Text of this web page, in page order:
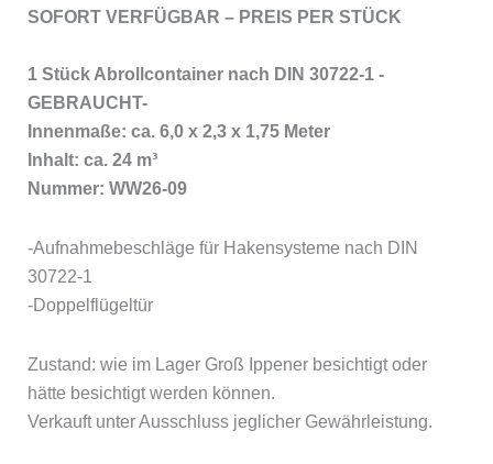
SOFORT VERFÜGBAR – PREIS PER STÜCK
1 Stück Abrollcontainer nach DIN 30722-1 -
GEBRAUCHT-
Innenmaße: ca. 6,0 x 2,3 x 1,75 Meter
Inhalt: ca. 24 m³
Nummer: WW26-09
-Aufnahmebeschläge für Hakensysteme nach DIN
30722-1
-Doppelflügeltür
Zustand: wie im Lager Groß Ippener besichtigt oder
hätte besichtigt werden können.
Verkauft unter Ausschluss jeglicher Gewährleistung.